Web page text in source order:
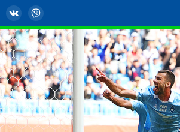
YouTubeВКонтакте